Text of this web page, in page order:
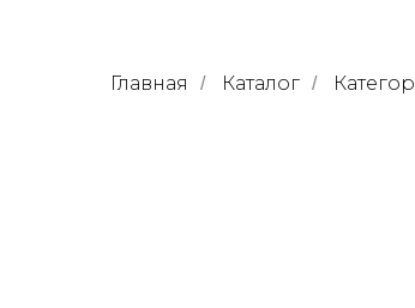
Главная / Каталог /